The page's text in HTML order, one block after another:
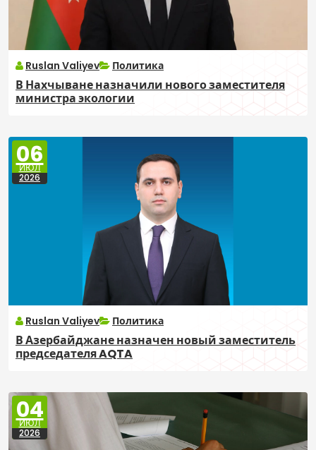
Ruslan Valiyev Политика
В Нахчыване назначили нового заместителя
министра экологии
06
ИЮЛ
2026
Ruslan Valiyev Политика
В Азербайджане назначен новый заместитель
председателя AQTA
04
ИЮЛ
2026